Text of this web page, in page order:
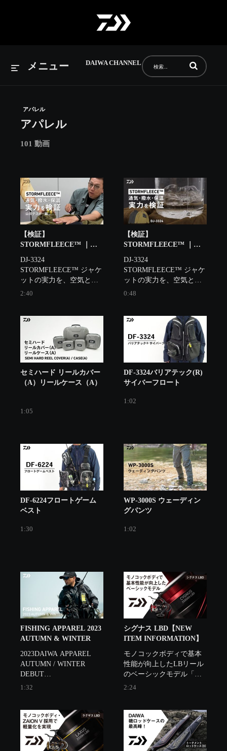
DAIWA CHANNEL
メニュー 動画の検索語句
アパレル
アパレル
101 動画
【検証】
STORMFLEECE™ ｜通
DJ-3324
STORMFLEECE™ ジャケ
ットの実力を、空気と水
を使用して検証する動画
2:40
【検証】
STORMFLEECE™ ｜通
DJ-3324
STORMFLEECE™ ジャケ
ットの実力を、空気と水
を使用して検証する動画
0:48
セミハード リールカバー
（A）リールケース（A）
1:05
DF-3324バリアテック(R)
サイバーフロート
1:02
DF-6224フロートゲーム
ベスト
1:30
WP-3000S ウェーディン
グパンツ
1:02
FISHING APPAREL 2023
AUTUMN & WINTER
2023DAIWA APPAREL
AUTUMN / WINTER
DEBUT
2023年秋冬モデルのダイ
1:32
シグナス LBD【NEW
ITEM INFORMATION】
モノコックボディで基本
性能が向上したLBリール
のベーシックモデル「シ
グナス LBD」のご紹介で
2:24